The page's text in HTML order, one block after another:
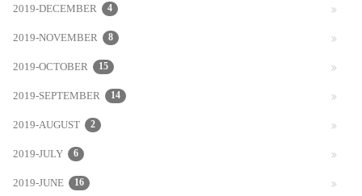
2019-DECEMBER 4
2019-NOVEMBER 8
2019-OCTOBER 15
2019-SEPTEMBER 14
2019-AUGUST 2
2019-JULY 6
2019-JUNE 16